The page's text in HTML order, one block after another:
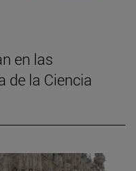
en las
de la Ciencia